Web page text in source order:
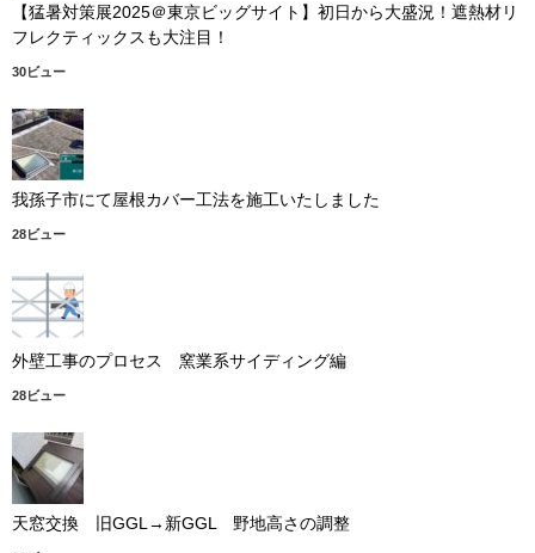
【猛暑対策展2025＠東京ビッグサイト】初日から大盛況！遮熱材リ
フレクティックスも大注目！
30ビュー
我孫子市にて屋根カバー工法を施工いたしました
28ビュー
外壁工事のプロセス 窯業系サイディング編
28ビュー
天窓交換 旧GGL→新GGL 野地高さの調整